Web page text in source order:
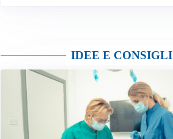
IDEE E CONSIGLI